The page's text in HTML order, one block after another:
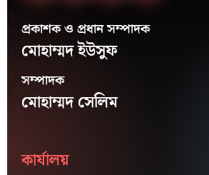
প্রকাশক ও প্রধান সম্পাদক
মোহাম্মদ ইউসুফ
সম্পাদক
মোহাম্মদ সেলিম
কার্যালয়